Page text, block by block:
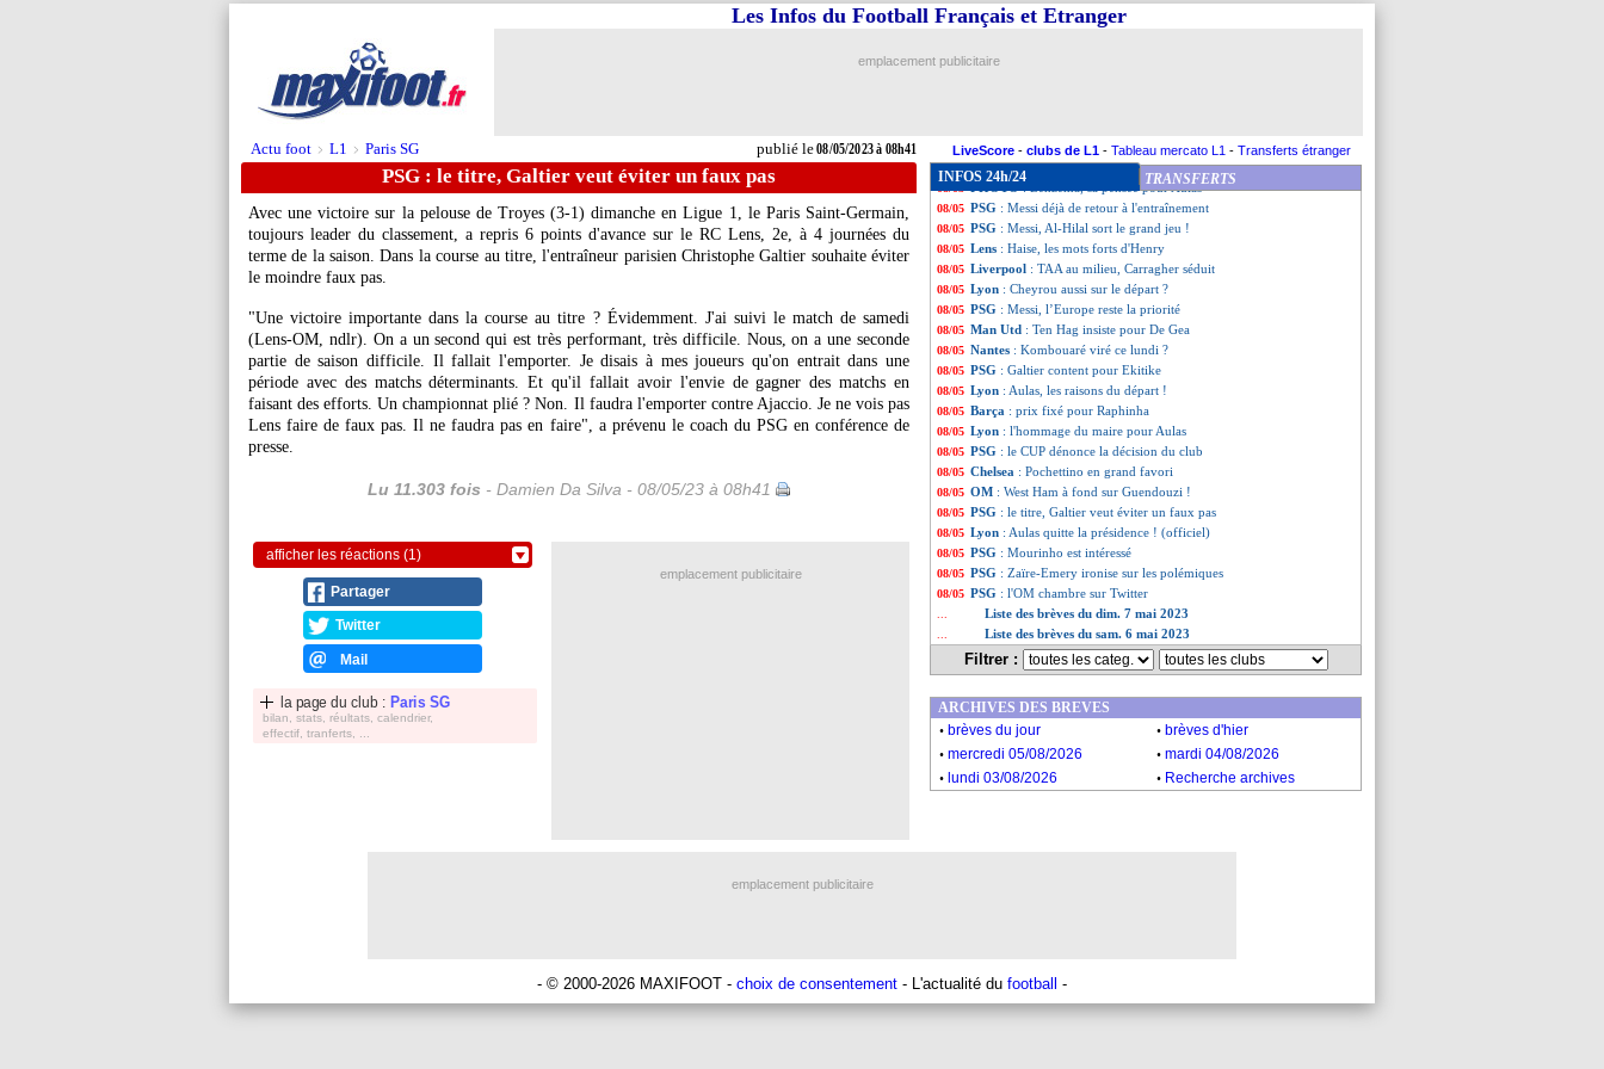
Actu foot > L1 > Paris SG publié le08/05/2023 à 08h41
Les Infos du Football Français et Etranger
emplacement publicitaire
LiveScore - clubs de L1 - Tableau mercato L1 - Transferts étranger
PSG : le titre, Galtier veut éviter un faux pas
Avec une victoire sur la pelouse de Troyes (3-1) dimanche en Ligue 1, le Paris Saint-Germain,
toujours leader du classement, a repris 6 points d'avance sur le RC Lens, 2e, à 4 journées du
terme de la saison. Dans la course au titre, l'entraîneur parisien Christophe Galtier souhaite éviter
le moindre faux pas.
"Une victoire importante dans la course au titre ? Évidemment. J'ai suivi le match de samedi
(Lens-OM, ndlr). On a un second qui est très performant, très difficile. Nous, on a une seconde
partie de saison difficile. Il fallait l'emporter. Je disais à mes joueurs qu'on entrait dans une
période avec des matchs déterminants. Et qu'il fallait avoir l'envie de gagner des matchs en
faisant des efforts. Un championnat plié ? Non. Il faudra l'emporter contre Ajaccio. Je ne vois pas
Lens faire de faux pas. Il ne faudra pas en faire", a prévenu le coach du PSG en conférence de
presse.
Lu 11.303 fois - Damien Da Silva - 08/05/23 à 08h41
afficher les réactions (1)
Partager
Twitter
Mail
la page du club : Paris SG
bilan, stats, réultats, calendrier,
effectif, tranferts, ...
INFOS 24h/24 TRANSFERTS
08/05 Man City: l'ex-agent de Y. Touré a levé le sort
08/05 VIDEO : Payet a mis une gifle à Cahuzac !
08/05 PSG
08/05 Bayern : Mazraoui demande du temps de jeu
08/05 Man City: Guardiola encense Gündogan
: Benzema, sa pensée pour Aulas
08/05 PSG : Messi déjà de retour à l'entraînement
08/05 PSG : Messi, Al-Hilal sort le grand jeu !
08/05 Lens : Haise, les mots forts d'Henry
08/05 Liverpool : TAA au milieu, Carragher séduit
08/05 Lyon : Cheyrou aussi sur le départ ?
08/05 PSG : Messi, l’Europe reste la priorité
08/05 Man Utd : Ten Hag insiste pour De Gea
08/05 Nantes : Kombouaré viré ce lundi ?
08/05 PSG : Galtier content pour Ekitike
08/05 Lyon : Aulas, les raisons du départ !
08/05 Barça : prix fixé pour Raphinha
08/05 Lyon : l'hommage du maire pour Aulas
08/05 PSG : le CUP dénonce la décision du club
08/05 Chelsea : Pochettino en grand favori
08/05 OM : West Ham à fond sur Guendouzi !
08/05 PSG : le titre, Galtier veut éviter un faux pas
08/05 Lyon : Aulas quitte la présidence ! (officiel)
08/05 PSG : Mourinho est intéressé
08/05 PSG : Zaïre-Emery ironise sur les polémiques
08/05 PSG : l'OM chambre sur Twitter
Liste des brèves du dim. 7 mai 2023
Liste des brèves du sam. 6 mai 2023
Filtrer :
emplacement publicitaire
ARCHIVES DES BREVES
. brèves du jour . brèves d'hier
. mercredi 05/08/2026 . mardi 04/08/2026
. lundi 03/08/2026 . Recherche archives
emplacement publicitaire
- © 2000-2026 MAXIFOOT - choix de consentement - L'actualité du football -